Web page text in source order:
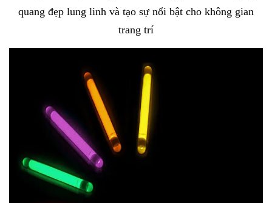
quang đẹp lung linh và tạo sự nổi bật cho không gian
trang trí